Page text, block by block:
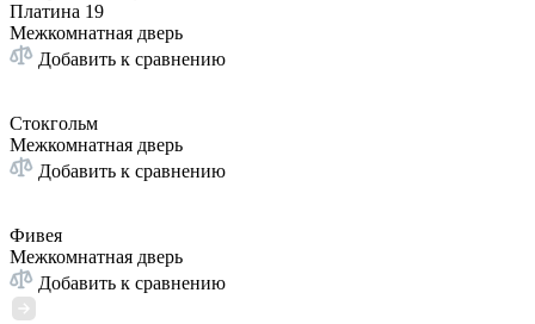
Платина 19
Межкомнатная дверь
Добавить к сравнению
Стокгольм
Межкомнатная дверь
Добавить к сравнению
Фивея
Межкомнатная дверь
Добавить к сравнению